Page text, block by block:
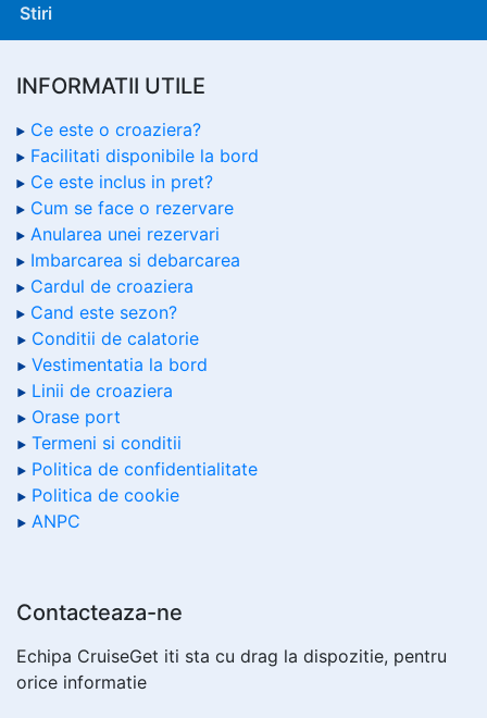
Stiri
INFORMATII UTILE
Ce este o croaziera?
Facilitati disponibile la bord
Ce este inclus in pret?
Cum se face o rezervare
Anularea unei rezervari
Imbarcarea si debarcarea
Cardul de croaziera
Cand este sezon?
Conditii de calatorie
Vestimentatia la bord
Linii de croaziera
Orase port
Termeni si conditii
Politica de confidentialitate
Politica de cookie
ANPC
Contacteaza-ne
Echipa CruiseGet iti sta cu drag la dispozitie, pentru
orice informatie